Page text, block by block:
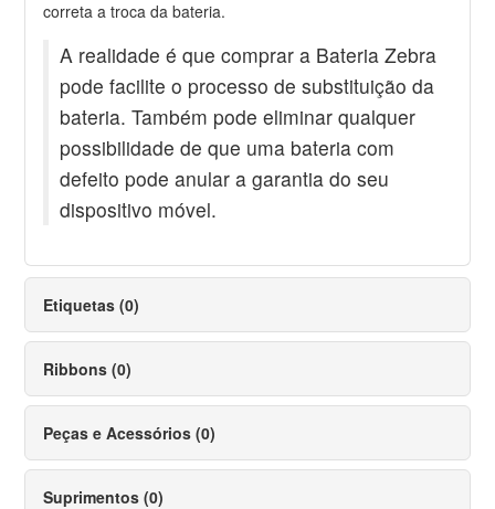
correta a troca da bateria.
A realidade é que comprar a Bateria Zebra
pode facilite o processo de substituição da
bateria. Também pode eliminar qualquer
possibilidade de que uma bateria com
defeito pode anular a garantia do seu
dispositivo móvel.
Etiquetas (0)
Ribbons (0)
Peças e Acessórios (0)
Suprimentos (0)